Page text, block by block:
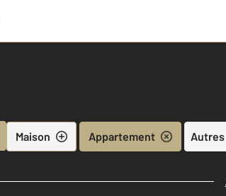
Maison Appartement